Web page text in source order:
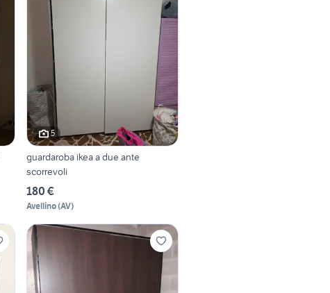
5
guardaroba ikea a due ante
scorrevoli
180 €
Avellino(AV)